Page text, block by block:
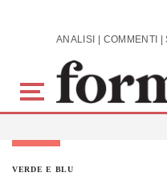
Skip to main content
VERDE E BLU